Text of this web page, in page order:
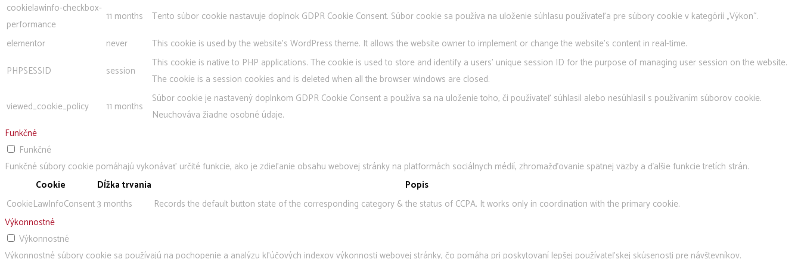
cookielawinfo-checkbox-
performance
11 months
Tento súbor cookie nastavuje doplnok GDPR Cookie Consent. Súbor cookie sa používa na uloženie súhlasu používateľa pre súbory cookie v kategórii „Výkon“.
elementor
never
This cookie is used by the website's WordPress theme. It allows the website owner to implement or change the website's content in real-time.
PHPSESSID
session
This cookie is native to PHP applications. The cookie is used to store and identify a users' unique session ID for the purpose of managing user session on the website.
The cookie is a session cookies and is deleted when all the browser windows are closed.
viewed_cookie_policy
11 months
Súbor cookie je nastavený doplnkom GDPR Cookie Consent a používa sa na uloženie toho, či používateľ súhlasil alebo nesúhlasil s používaním súborov cookie.
Neuchováva žiadne osobné údaje.
Funkčné
Funkčné
Funkčné súbory cookie pomáhajú vykonávať určité funkcie, ako je zdieľanie obsahu webovej stránky na platformách sociálnych médií, zhromažďovanie spätnej väzby a ďalšie funkcie tretích strán.
Cookie
Dĺžka trvania
Popis
CookieLawInfoConsent3 months
Records the default button state of the corresponding category & the status of CCPA. It works only in coordination with the primary cookie.
Výkonnostné
Výkonnostné
Výkonnostné súbory cookie sa používajú na pochopenie a analýzu kľúčových indexov výkonnosti webovej stránky, čo pomáha pri poskytovaní lepšej používateľskej skúsenosti pre návštevníkov.